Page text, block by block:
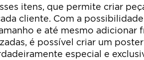
itens, que permite criar
cliente. Com a
e até mesmo adicionar
é possível criar um
especial e